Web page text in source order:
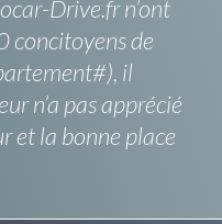
Drive.fr n’ont
concitoyens de
il
n’a pas apprécié
et la bonne place